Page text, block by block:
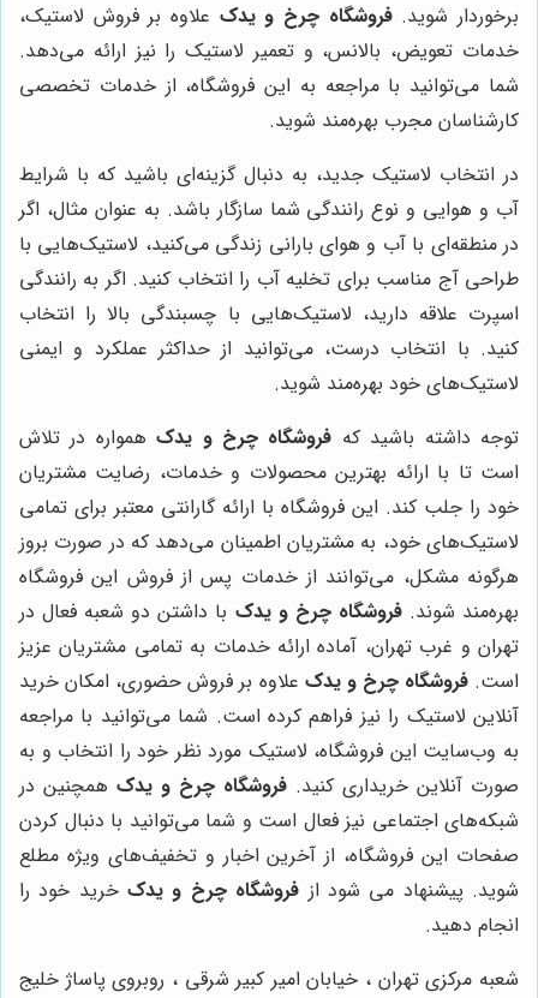
برخوردار شوید.فروشگاه چرخ و یدک علاوه بر فروش لاستیک،
خدمات تعویض، بالانس، و تعمیر لاستیک را نیز ارائه می‌دهد.
شما می‌توانید با مراجعه به این فروشگاه، از خدمات تخصصی
کارشناسان مجرب بهره‌مند شوید.
در انتخاب لاستیک جدید، به دنبال گزینه‌ای باشید که با شرایط
آب و هوایی و نوع رانندگی شما سازگار باشد. به عنوان مثال، اگر
در منطقه‌ای با آب و هوای بارانی زندگی می‌کنید، لاستیک‌هایی با
طراحی آج مناسب برای تخلیه آب را انتخاب کنید. اگر به رانندگی
اسپرت علاقه دارید، لاستیک‌هایی با چسبندگی بالا را انتخاب
کنید. با انتخاب درست، می‌توانید از حداکثر عملکرد و ایمنی
لاستیک‌های خود بهره‌مند شوید.
توجه داشته باشید که فروشگاه چرخ و یدکهمواره در تلاش
است تا با ارائه بهترین محصولات و خدمات، رضایت مشتریان
خود را جلب کند. این فروشگاه با ارائه گارانتی معتبر برای تمامی
لاستیک‌های خود، به مشتریان اطمینان می‌دهد که در صورت بروز
هرگونه مشکل، می‌توانند از خدمات پس از فروش این فروشگاه
بهره‌مند شوند.فروشگاه چرخ و یدک با داشتن دو شعبه فعال در
تهران و غرب تهران، آماده ارائه خدمات به تمامی مشتریان عزیز
است.فروشگاه چرخ و یدک علاوه بر فروش حضوری، امکان خرید
آنلاین لاستیک را نیز فراهم کرده است. شما می‌توانید با مراجعه
به وب‌سایت این فروشگاه، لاستیک مورد نظر خود را انتخاب و به
صورت آنلاین خریداری کنید. فروشگاه چرخ و یدک همچنین در
شبکه‌های اجتماعی نیز فعال است و شما می‌توانید با دنبال کردن
صفحات این فروشگاه، از آخرین اخبار و تخفیف‌های ویژه مطلع
شوید. پیشنهاد می شود از فروشگاه چرخ و یدکخرید خود را
انجام دهید.
شعبه مرکزی تهران ، خیابان امیر کبیر شرقی ، روبروی پاساژ خلیج